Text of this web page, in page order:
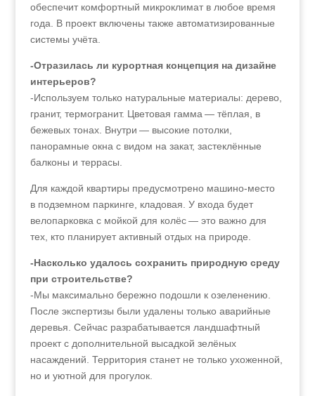
обеспечит комфортный микроклимат в любое время
года. В проект включены также автоматизированные
системы учёта.
-Отразилась ли курортная концепция на дизайне
интерьеров?
-Используем только натуральные материалы: дерево,
гранит, термогранит. Цветовая гамма — тёплая, в
бежевых тонах. Внутри — высокие потолки,
панорамные окна с видом на закат, застеклённые
балконы и террасы.
Для каждой квартиры предусмотрено машино-место
в подземном паркинге, кладовая. У входа будет
велопарковка с мойкой для колёс — это важно для
тех, кто планирует активный отдых на природе.
-Насколько удалось сохранить природную среду
при строительстве?
-Мы максимально бережно подошли к озеленению.
После экспертизы были удалены только аварийные
деревья. Сейчас разрабатывается ландшафтный
проект с дополнительной высадкой зелёных
насаждений. Территория станет не только ухоженной,
но и уютной для прогулок.